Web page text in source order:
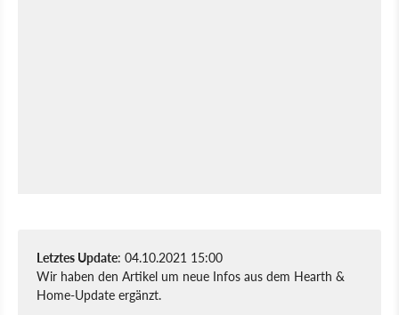
Letztes Update: 04.10.2021 15:00
Wir haben den Artikel um neue Infos aus dem Hearth &
Home-Update ergänzt.